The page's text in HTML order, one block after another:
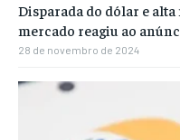
Disparada do dólar e
mercado reagiu ao
28 de novembro de 2024